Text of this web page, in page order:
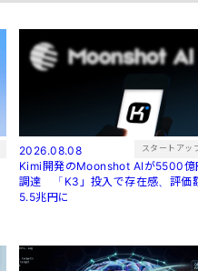
2026.08.08 スタートアッ
Kimi開発のMoonshot AIが5500億
調達 「K3」投入で存在感、評価
5.5兆円に